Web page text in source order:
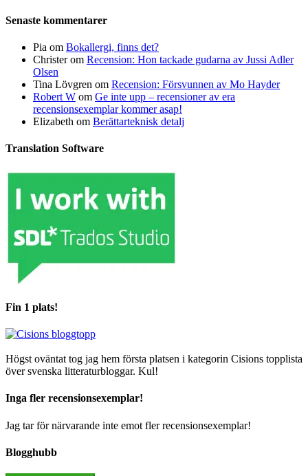
Senaste kommentarer
Pia om Bokallergi, finns det?
Christerom Recension: Hon tackade gudarna av Jussi Adler
Olsen
Tina Lövgren om Recension: Försvunnen av Mo Hayder
Robert W om Ge inte upp – recensioner av era
recensionsexemplar kommer asap!
Elizabeth om Berättarteknisk detalj
Translation Software
Fin 1 plats!
Högst oväntat tog jag hem första platsen i kategorin Cisions topplista
över svenska litteraturbloggar. Kul!
Inga fler recensionsexemplar!
Jag tar för närvarande inte emot fler recensionsexemplar!
Blogghubb